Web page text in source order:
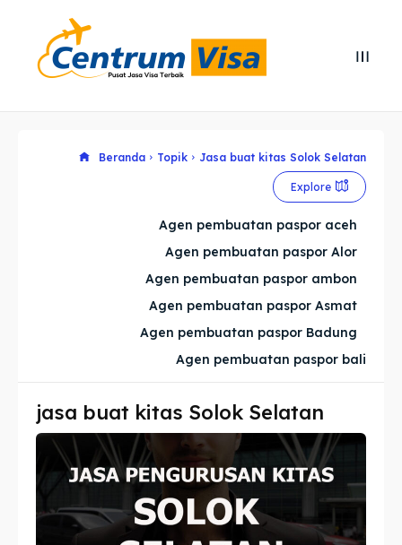
Cari
Cari
Explore our destinations
Imta
Legalisir
Apostille
Explore our destinations
Imta
Legalisir
Apostille
Beranda Topik Jasa buat kitas Solok Selatan
Explore
Agen pembuatan paspor aceh
Agen pembuatan paspor Alor
Agen pembuatan paspor ambon
Agen pembuatan paspor Asmat
Agen pembuatan paspor Badung
Agen pembuatan paspor bali
jasa buat kitas Solok Selatan